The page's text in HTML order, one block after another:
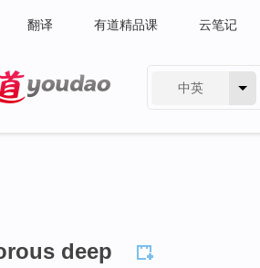
翻译 有道精品课 云笔记
中英
deep